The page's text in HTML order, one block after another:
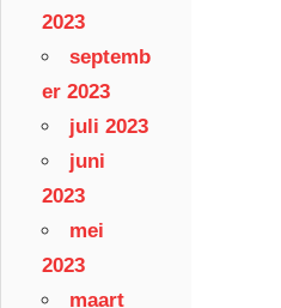
2023
septemb
er 2023
juli 2023
juni
2023
mei
2023
maart